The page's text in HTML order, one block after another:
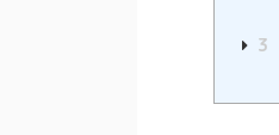
3